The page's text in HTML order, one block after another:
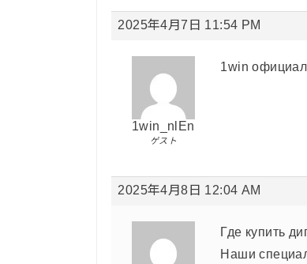
2025年4月7日 11:54 PM
1win_nlEn
ゲスト
1win
2025年4月8日 12:04 AM
Где купить
Наши